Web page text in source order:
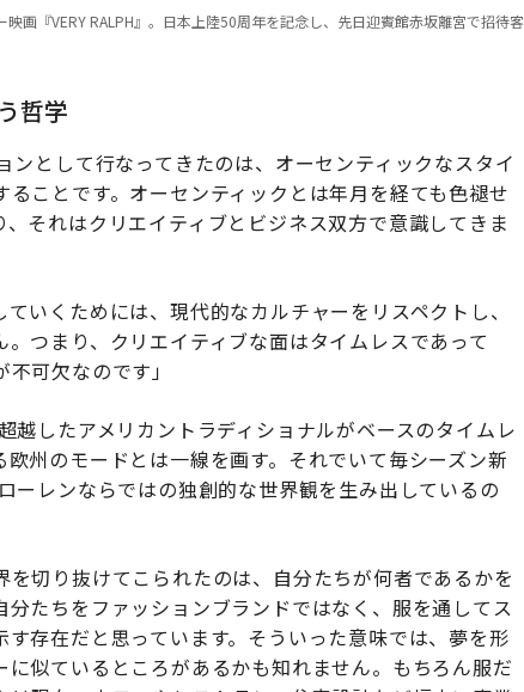
画『VERY RALPH』。日本上陸50周年を記念し、先日迎賓館赤坂離宮で招待客
哲学
ンとして行なってきたのは、オーセンティックなスタイ
ことです。オーセンティックとは年月を経ても色褪せ
それはクリエイティブとビジネス双方で意識してきま
いくためには、現代的なカルチャーをリスペクトし、
つまり、クリエイティブな面はタイムレスであって
可欠なのです」
越したアメリカントラディショナルがベースのタイムレ
州のモードとは一線を画す。それでいて毎シーズン新
ーレンならではの独創的な世界観を生み出しているの
を切り抜けてこられたのは、自分たちが何者であるかを
たちをファッションブランドではなく、服を通してス
存在だと思っています。そういった意味では、夢を形
似ているところがあるかも知れません。もちろん服だ